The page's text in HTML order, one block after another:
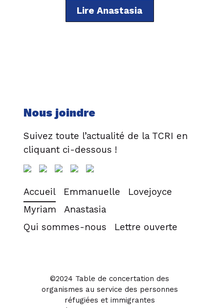
Lire Anastasia
Nous joindre
Suivez toute l’actualité de la TCRI en
cliquant ci-dessous !
Accueil Emmanuelle
Lovejoyce
Myriam
Anastasia
Qui sommes-nous
Lettre ouverte
©2024 Table de concertation des
organismes au service des personnes
réfugiées et immigrantes